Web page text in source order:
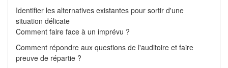
Identifier les alternatives existantes pour sortir d'une
situation délicate
Comment faire face à un imprévu ?
Comment répondre aux questions de l'auditoire et faire
preuve de répartie ?